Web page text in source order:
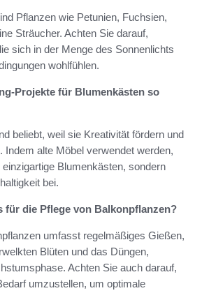
Pflanzen wie Petunien, Fuchsien,
Sträucher. Achten Sie darauf,
sich in der Menge des Sonnenlichts
wohlfühlen.
Projekte für Blumenkästen so
beliebt, weil sie Kreativität fördern und
Indem alte Möbel verwendet werden,
Blumenkästen, sondern
bei.
für die Pflege von Balkonpflanzen?
umfasst regelmäßiges Gießen,
Blüten und das Düngen,
Achten Sie auch darauf,
umzustellen, um optimale